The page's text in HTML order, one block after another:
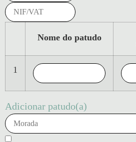
Nome do patudo
1
Adicionar patudo(a)